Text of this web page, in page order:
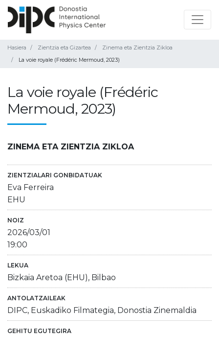
Hasiera Zientzia eta Gizartea
Zinema eta Zientzia Zikloa
La voie royale (Frédéric Mermoud, 2023)
La voie royale (Frédéric
Mermoud, 2023)
ZINEMA ETA ZIENTZIA ZIKLOA
ZIENTZIALARI GONBIDATUAK
Eva Ferreira
EHU
NOIZ
2026/03/01
19:00
LEKUA
Bizkaia Aretoa (EHU), Bilbao
ANTOLATZAILEAK
DIPC, Euskadiko Filmategia, Donostia Zinemaldia
GEHITU EGUTEGIRA